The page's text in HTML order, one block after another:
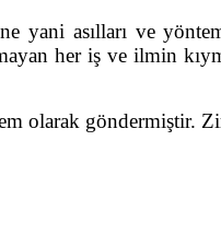
asılları ve
her iş ve ilmin
olarak göndermiştir.